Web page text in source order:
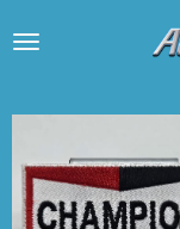
direct